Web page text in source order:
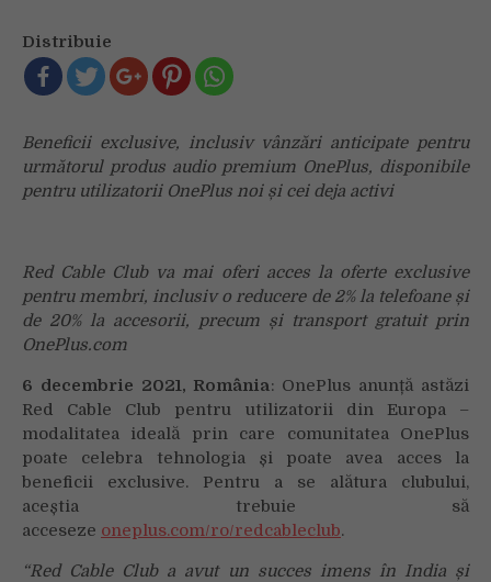
Red
Cable
Club
comunitatea
sa
din
Distribuie
Beneficii exclusive, inclusiv vânzări anticipate pentru
următorul produs audio premium OnePlus, disponibile
pentru utilizatorii OnePlus noi și cei deja activi
Red Cable Club va mai oferi acces la oferte exclusive
pentru membri, inclusiv o reducere de 2% la telefoane și
de 20% la accesorii, precum și transport gratuit prin
OnePlus.com
6 decembrie 2021, România: OnePlus anunță astăzi
Red Cable Club pentru utilizatorii din Europa –
modalitatea ideală prin care comunitatea OnePlus
poate celebra tehnologia și poate avea acces la
beneficii exclusive. Pentru a se alătura clubului,
aceștia trebuie să
acceseze oneplus.com/ro/redcableclub.
“Red Cable Club a avut un succes imens în India și